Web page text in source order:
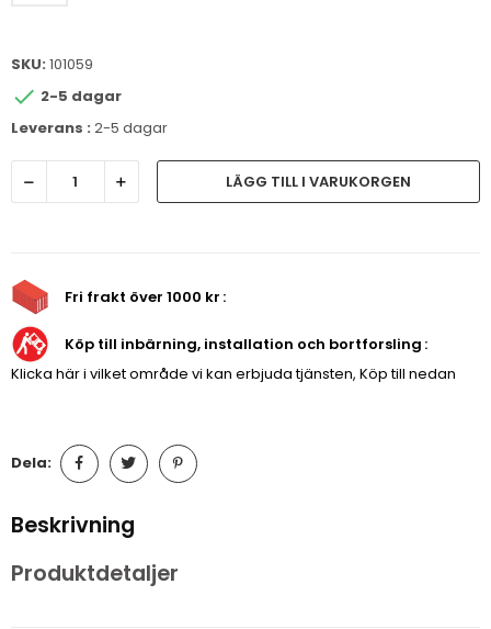
SKU: 101059
 2-5 dagar
Leverans : 2-5 dagar
LÄGG TILL I VARUKORGEN
Fri frakt över 1000 kr
Köp till inbärning, installation och bortforsling
Klicka här i vilket område vi kan erbjuda tjänsten, Köp till nedan
Dela:
Beskrivning
Produktdetaljer